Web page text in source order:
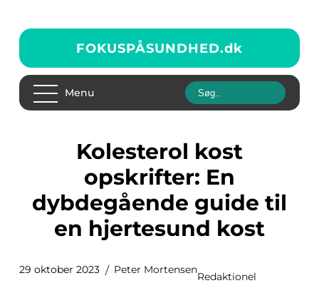
FOKUSPÅSUNDHED.dk
Menu
Kolesterol kost
opskrifter: En
dybdegående guide til
en hjertesund kost
29 oktober 2023 Peter Mortensen
Redaktionel